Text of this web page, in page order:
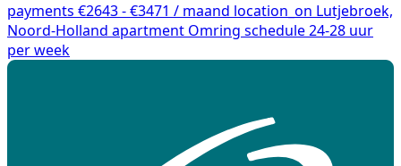
payments €2643 - €3471 / maand location_on Lutjebroek,
Noord-Holland apartment Omring schedule24-28 uur
per week